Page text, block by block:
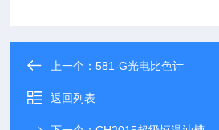
上一个：581-G光电比色计
返回列表